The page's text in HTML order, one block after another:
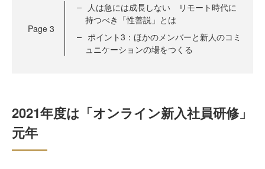
Page 3
人は急には成長しない リモート時代に
持つべき「性善説」とは
ポイント3：ほかのメンバーと新人のコミ
ュニケーションの場をつくる
2021年度は「オンライン新入社員研修」
元年